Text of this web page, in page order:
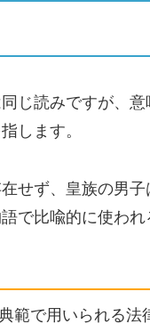
じ読みですが、
します。
せず、皇族の男
で比喩的に使わ
範で用いられる法